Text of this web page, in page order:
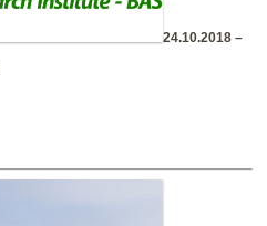
24.10.2018 –